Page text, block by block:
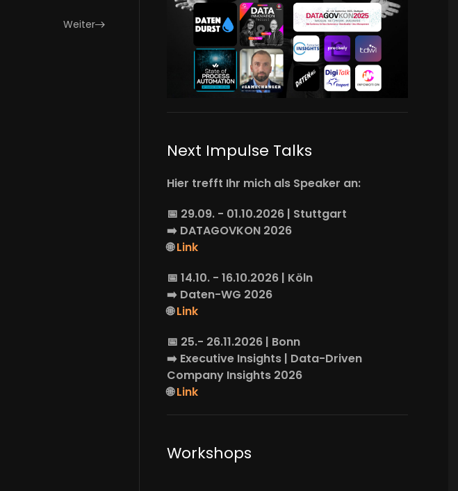
Weiter
Next Impulse Talks
Hier trefft Ihr mich als Speaker an:
📅 29.09. - 01.10.2026 | Stuttgart
➡️ DATAGOVKON 2026
🌐Link
📅 14.10. - 16.10.2026 | Köln
➡️ Daten-WG 2026
🌐Link
📅 25.- 26.11.2026 | Bonn
➡️ Executive Insights | Data-Driven
Company Insights 2026
🌐Link
Workshops